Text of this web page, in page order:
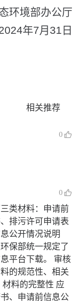
境部办公厅
年7月31日
相关推荐
0
0
类材料：申请前
排污许可申请表
公开情况说明
保部统一规定了
平台下载。 审核
的规范性、相关
料的完整性 应
、申请前信息公